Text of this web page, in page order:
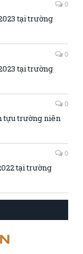
0
tại trường
0
tại trường
0
tựu trường niên
0
tại trường